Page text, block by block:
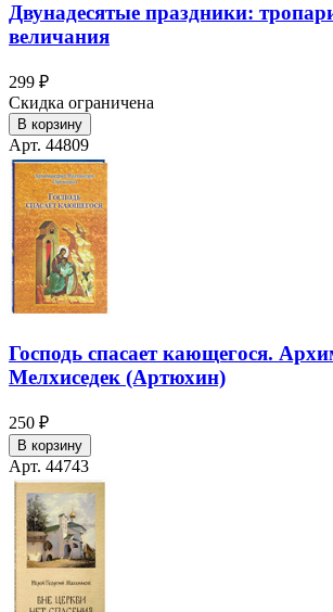
Двунадесятые праздники:
величания
299 ₽
Скидка ограничена
В корзину
Арт. 44809
Господь спасает кающегося.
Мелхиседек (Артюхин)
250 ₽
В корзину
Арт. 44743